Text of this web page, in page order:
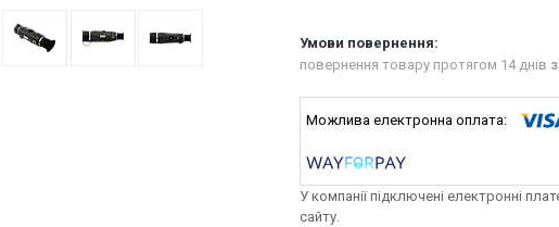
повернення товару протягом 14 днів
У компанії підключені електронні
сайту.